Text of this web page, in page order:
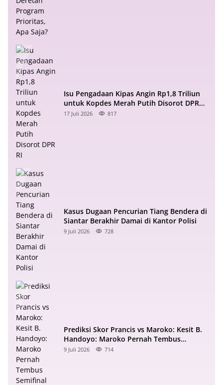
Isu Pengadaan Kipas Angin Rp1,8 Triliun
untuk Kopdes Merah Putih Disorot DPR
RI
17 Juli 2026 817
Kasus Dugaan Pencurian Tiang Bendera di
Siantar Berakhir Damai di Kantor Polisi
9 Juli 2026 728
Prediksi Skor Prancis vs Maroko: Kesit B.
Handoyo: Maroko Pernah Tembus
Semifinal 2022
9 Juli 2026 714